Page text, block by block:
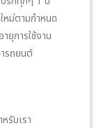
หม่ตามกำหนด
ยุการใช้งาน
รถยนต์
รับเรา